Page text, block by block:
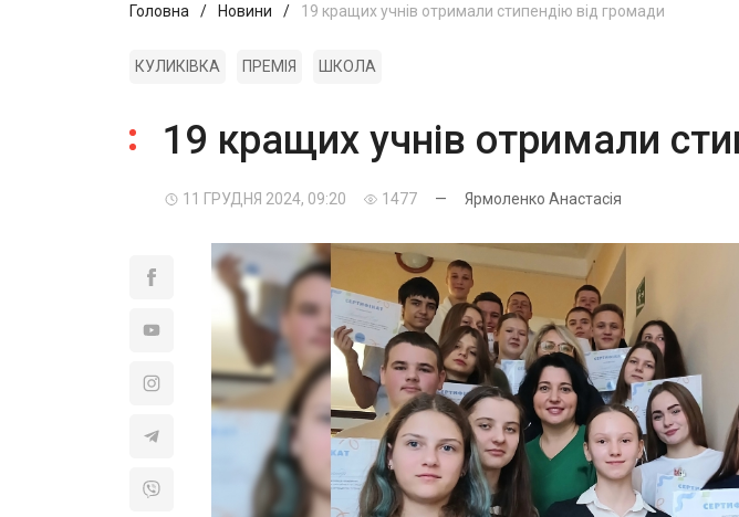
Головна Новини 19 кращих учнів отримали стипендію від громади
КУЛИКІВКА ПРЕМІЯ ШКОЛА
19 кращих учнів отримали
11 ГРУДНЯ 2024, 09:20 1477 — Ярмоленко Анастасія